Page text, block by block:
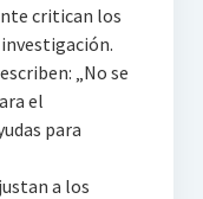
critican los
„No se
el
para
a los